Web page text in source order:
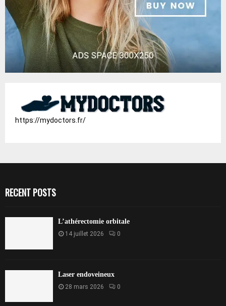
https://mydoctors.fr/
RECENT POSTS
L’athérectomie orbitale
14 juillet 2026 0
Laser endoveineux
28 mars 2026 0